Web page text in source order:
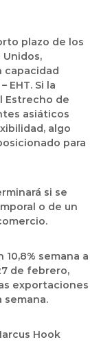
plazo de los
,
capacidad
EHT. Si la
Estrecho de
asiáticos
, algo
para
si se
o de un
10,8% semana a
de febrero,
exportaciones
semana.
Hook